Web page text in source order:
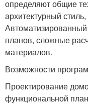
определяют общие
архитектурный
планов, сложные
материалов.
Возможности
Проектирование
функциональной